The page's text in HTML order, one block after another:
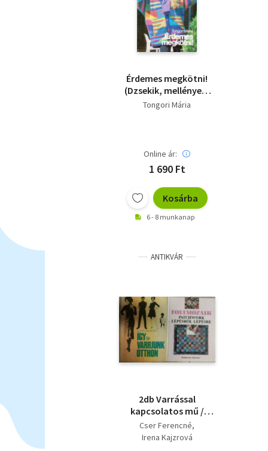
Érdemes megkötni!
(Dzsekik, mellények,
kabátok, kardigánok)
Tongori Mária
Online ár:
1 690 Ft
Kosárba
6 - 8 munkanap
ANTIKVÁR
2db Varrással
kapcsolatos mű /
Szabás varrás +
Foltmozaik /
Cser Ferencné
Irena Kajzrová